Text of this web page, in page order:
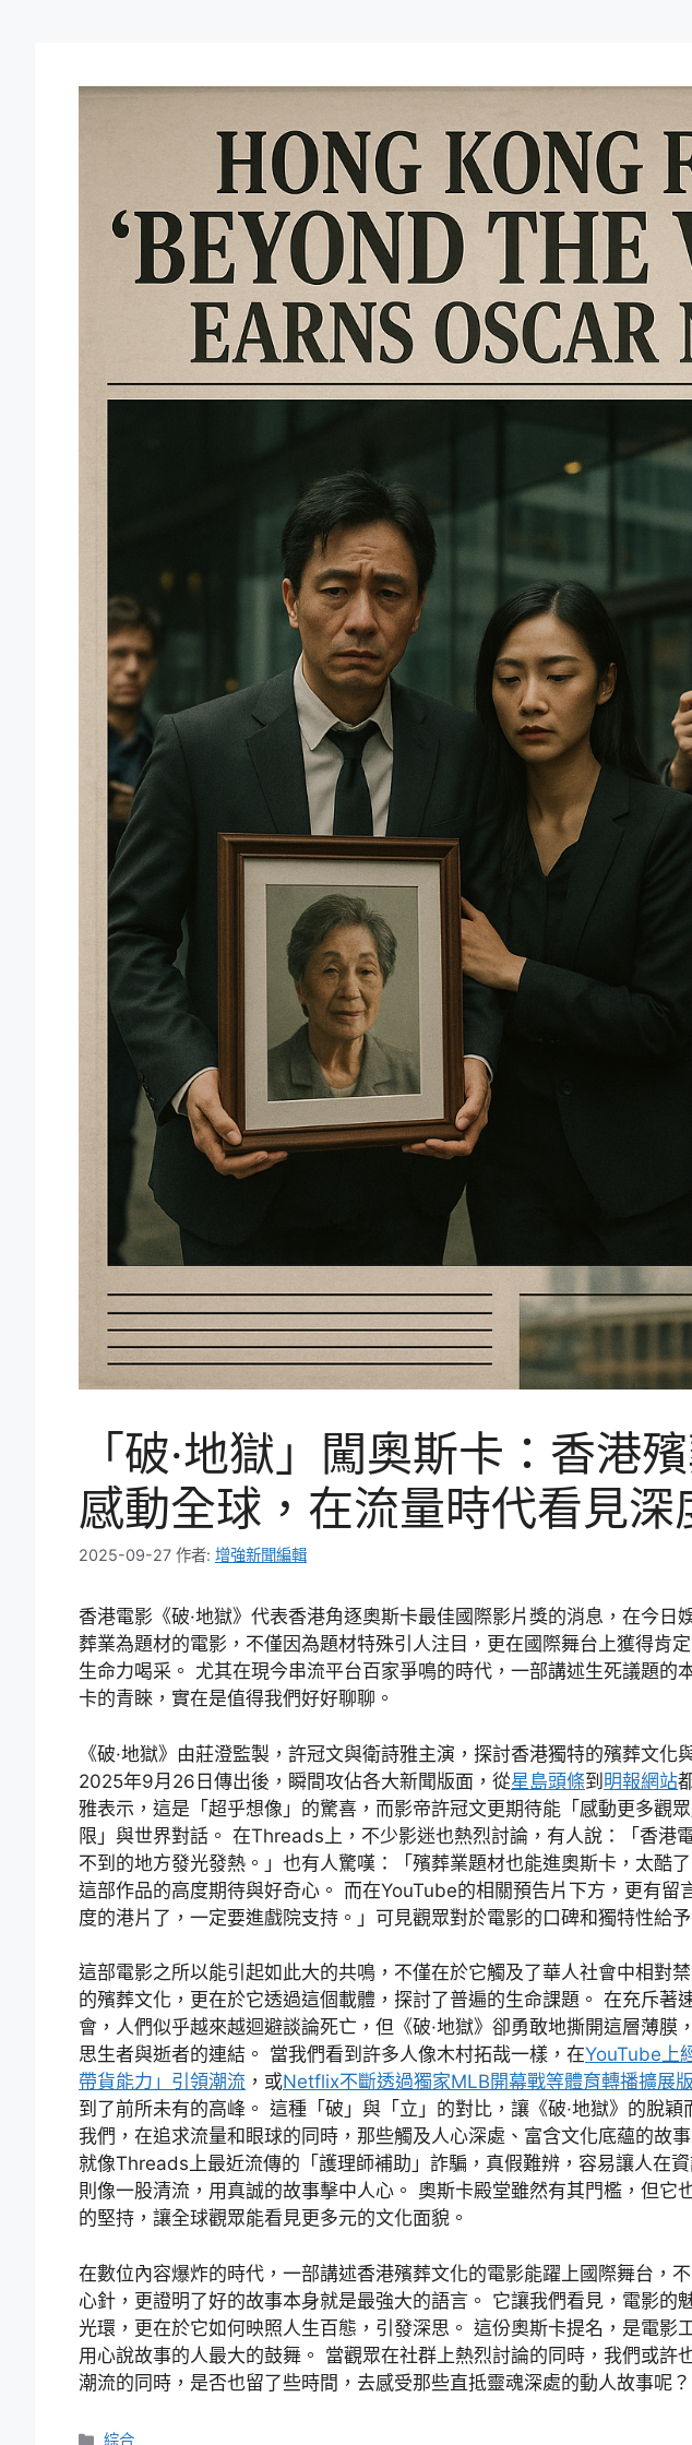
「破·地獄」闖奧斯卡：香港
感動全球，在流量時代看見深
2025-09-27 作者: 增強新聞編輯
香港電影《破·地獄》代表香港角逐奧斯卡最佳國際影片獎的消息，在今日
葬業為題材的電影，不僅因為題材特殊引人注目，更在國際舞台上獲得肯
生命力喝采。 尤其在現今串流平台百家爭鳴的時代，一部講述生死議題的
卡的青睞，實在是值得我們好好聊聊。
《破·地獄》由莊澄監製，許冠文與衛詩雅主演，探討香港獨特的殯葬文化
2025年9月26日傳出後，瞬間攻佔各大新聞版面，從星島頭條到 明報網站
雅表示，這是「超乎想像」的驚喜，而影帝許冠文更期待能「感動更多觀
限」與世界對話。 在Threads上，不少影迷也熱烈討論，有人說：「香港
不到的地方發光發熱。」也有人驚嘆：「殯葬業題材也能進奧斯卡，太酷
這部作品的高度期待與好奇心。 而在YouTube的相關預告片下方，更有留
度的港片了，一定要進戲院支持。」可見觀眾對於電影的口碑和獨特性給予
這部電影之所以能引起如此大的共鳴，不僅在於它觸及了華人社會中相對
的殯葬文化，更在於它透過這個載體，探討了普遍的生命課題。 在充斥著
會，人們似乎越來越迴避談論死亡，但《破·地獄》卻勇敢地撕開這層薄膜
思生者與逝者的連結。 當我們看到許多人像木村拓哉一樣，在YouTube上
帶貨能力」引領潮流 ，或Netflix不斷透過獨家MLB開幕戰等體育轉播擴展
到了前所未有的高峰。 這種「破」與「立」的對比，讓《破·地獄》的脫
我們，在追求流量和眼球的同時，那些觸及人心深處、富含文化底蘊的故
就像Threads上最近流傳的「護理師補助」詐騙，真假難辨，容易讓人在資
則像一股清流，用真誠的故事擊中人心。 奧斯卡殿堂雖然有其門檻，但它
的堅持，讓全球觀眾能看見更多元的文化面貌。
在數位內容爆炸的時代，一部講述香港殯葬文化的電影能躍上國際舞台，
心針，更證明了好的故事本身就是最強大的語言。 它讓我們看見，電影的
光環，更在於它如何映照人生百態，引發深思。 這份奧斯卡提名，是電影
用心說故事的人最大的鼓舞。 當觀眾在社群上熱烈討論的同時，我們或許
潮流的同時，是否也留了些時間，去感受那些直抵靈魂深處的動人故事呢？
分
綜合